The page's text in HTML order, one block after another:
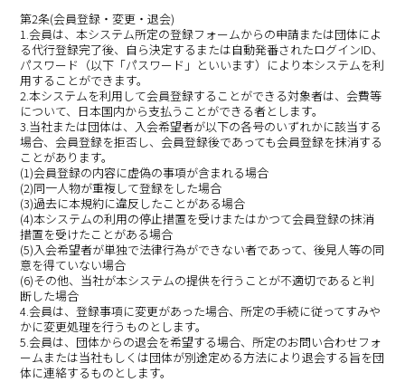
第2条(会員登録・変更・退会)
1.会員は、本システム所定の登録フォームからの申請または団体によ
る代行登録完了後、自ら決定するまたは自動発番されたログインID、
パスワード（以下「パスワード」といいます）により本システムを利
用することができます。
2.本システムを利用して会員登録することができる対象者は、会費等
について、日本国内から支払うことができる者とします。
3.当社または団体は、入会希望者が以下の各号のいずれかに該当する
場合、会員登録を拒否し、会員登録後であっても会員登録を抹消する
ことがあります。
(1)会員登録の内容に虚偽の事項が含まれる場合
(2)同一人物が重複して登録をした場合
(3)過去に本規約に違反したことがある場合
(4)本システムの利用の停止措置を受けまたはかつて会員登録の抹消
措置を受けたことがある場合
(5)入会希望者が単独で法律行為ができない者であって、後見人等の同
意を得ていない場合
(6)その他、当社が本システムの提供を行うことが不適切であると判
断した場合
4.会員は、登録事項に変更があった場合、所定の手続に従ってすみや
かに変更処理を行うものとします。
5.会員は、団体からの退会を希望する場合、所定のお問い合わせフォ
ームまたは当社もしくは団体が別途定める方法により退会する旨を団
体に連絡するものとします。